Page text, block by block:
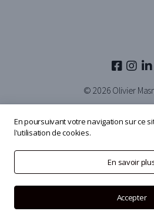
© 2026 Olivier
En poursuivant votre navigation sur ce
l'utilisation de cookies.
En savoir
Accepter